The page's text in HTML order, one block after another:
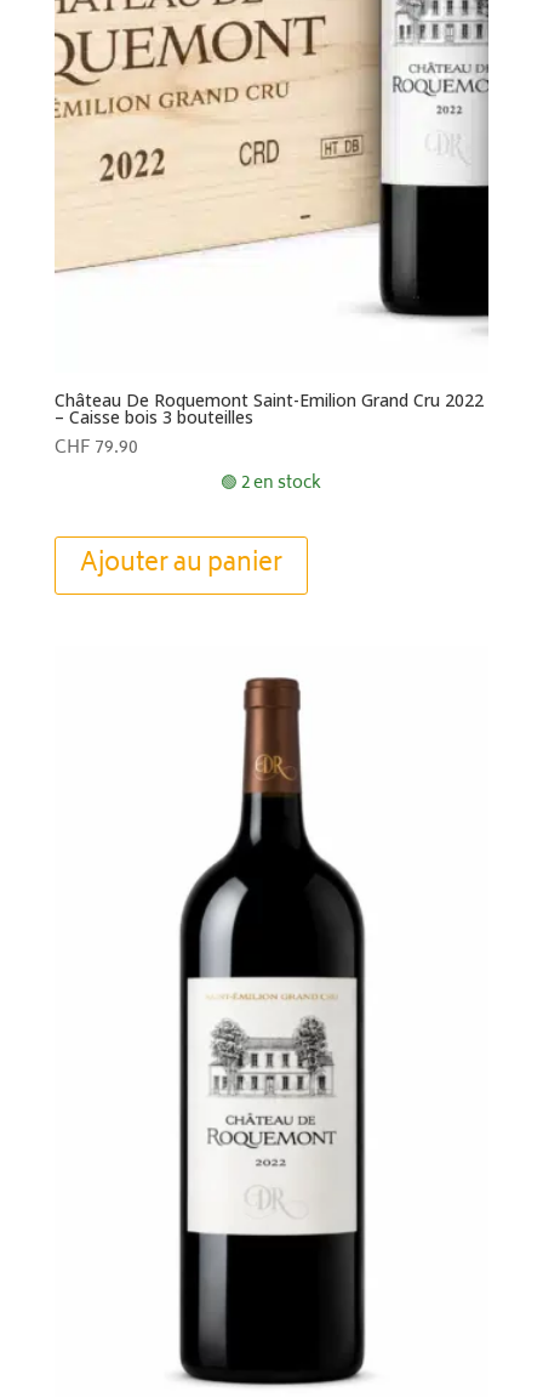
Château De Roquemont Saint-Emilion Grand Cru 2022
– Caisse bois 3 bouteilles
CHF 79.90
🟢 2 en stock
Ajouter au panier